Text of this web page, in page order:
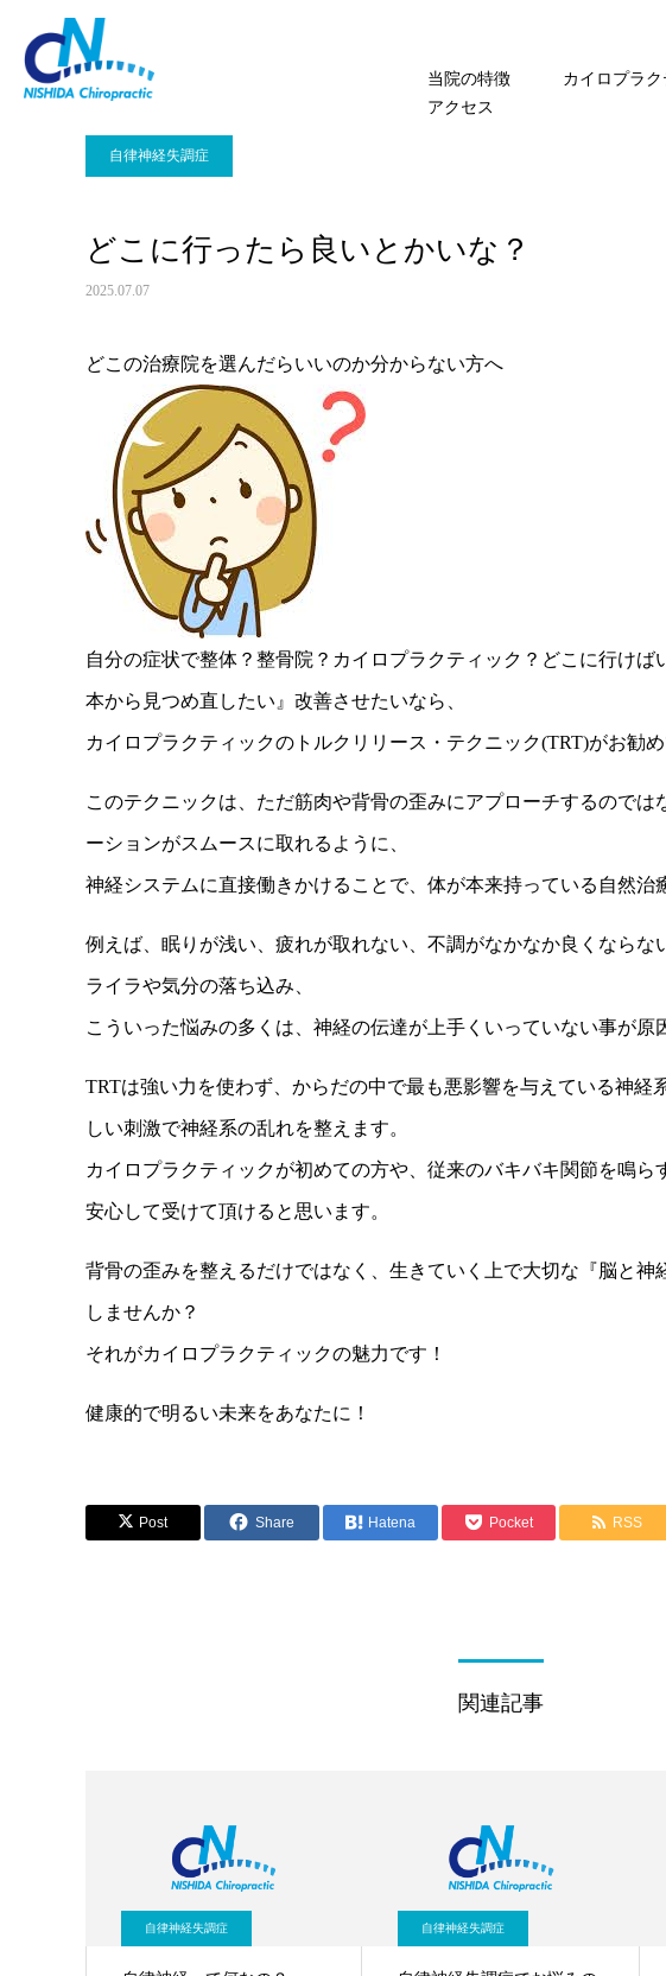
当院の特徴 カイロプラ
アクセス
自律神経失調症
どこに行ったら良いとかいな？
2025.07.07
どこの治療院を選んだらいいのか分からない方へ
自分の症状で整体？整骨院？カイロプラクティック？どこに行けば
本から見つめ直したい』改善させたいなら、
カイロプラクティックのトルクリリース・テクニック(TRT)がお勧め
このテクニックは、ただ筋肉や背骨の歪みにアプローチするのでは
ーションがスムースに取れるように、
神経システムに直接働きかけることで、体が本来持っている自然治
例えば、眠りが浅い、疲れが取れない、不調がなかなか良くならな
ライラや気分の落ち込み、
こういった悩みの多くは、神経の伝達が上手くいっていない事が原
TRTは強い力を使わず、からだの中で最も悪影響を与えている神経
しい刺激で神経系の乱れを整えます。
カイロプラクティックが初めての方や、従来のバキバキ関節を鳴ら
安心して受けて頂けると思います。
背骨の歪みを整えるだけではなく、生きていく上で大切な『脳と神
しませんか？
それがカイロプラクティックの魅力です！
健康的で明るい未来をあなたに！
Post Share Hatena Pocket RSS
関連記事
自律神経失調症 自律神経失調症